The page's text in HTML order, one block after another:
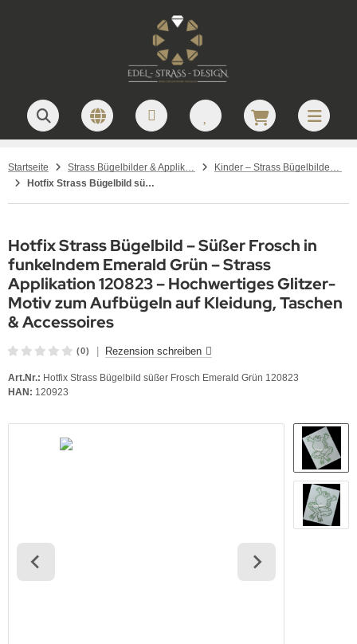
Startseite Strass Bügelbilder & Applikationen zum Aufbügeln
Kinder – Strass Bügelbilder und Applikationen
Hotfix Strass Bügelbild süßer Frosch Emerald Grün 120823
Hotfix Strass Bügelbild – Süßer Frosch in
funkelndem Emerald Grün – Strass
Applikation 120823 – Hochwertiges Glitzer-
Motiv zum Aufbügeln auf Kleidung, Taschen
& Accessoires
(0) Rezension schreiben
Art.Nr.: Hotfix Strass Bügelbild süßer Frosch Emerald Grün 120823
HAN: 120923